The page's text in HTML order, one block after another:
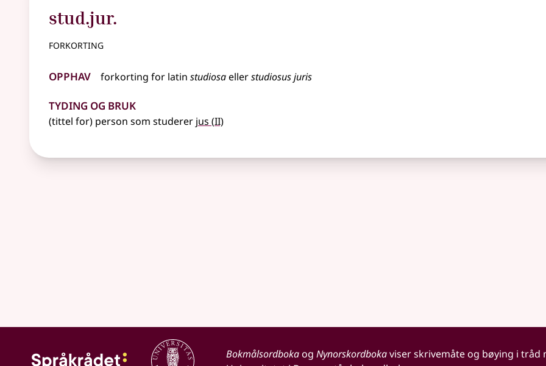
stud.jur.
forkorting
Opphav forkorting for latin studiosaellerstudiosus juris
Tyding og bruk
(tittel for) person som studerer jus (2
II)
Bokmålsordbokaog Nynorskordbokaviser skrivemåte og bøying i tråd